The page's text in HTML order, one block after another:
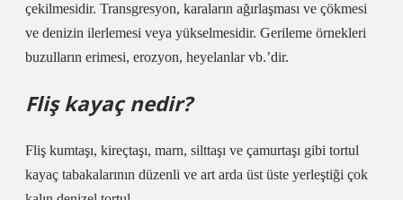
çekilmesidir. Transgresyon, karaların ağırlaşması ve çökmesi
ve denizin ilerlemesi veya yükselmesidir. Gerileme örnekleri
buzulların erimesi, erozyon, heyelanlar vb.’dir.
Fliş kayaç nedir?
Fliş kumtaşı, kireçtaşı, marn, silttaşı ve çamurtaşı gibi tortul
kayaç tabakalarının düzenli ve art arda üst üste yerleştiği çok